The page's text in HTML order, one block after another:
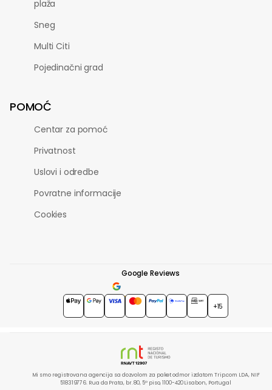
plaža
Sneg
Multi Citi
Pojedinačni grad
POMOĆ
Centar za pomoć
Privatnost
Uslovi i odredbe
Povratne informacije
Cookies
Google Reviews
4.7★★★★★
+15
Mi smo registrovana agencija sa dozvolom za paket odmor izdatom Trip.com LDA, NIF
518319776. Rua da Prata, br. 80, 5º piso, 1100-420 Lisabon, Portugal